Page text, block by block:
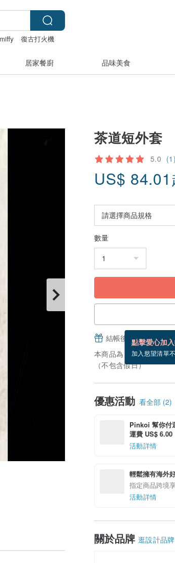
miffy
復古打火機
居家餐廚 品味美食
茶道短外套
5.0 (1)
US$ 84.01
數量
點擊愛心加
加入慾望清單
結帳後填寫並分享，
本商品為「接單訂製」
（不包含假日）
優惠活動 看全部 (2)
Pinkoi 幫你付
運費 US$ 6.00
活動詳情
輕鬆擁有海外
指定商品跨境
活動詳情
關於品牌 逛設計品牌